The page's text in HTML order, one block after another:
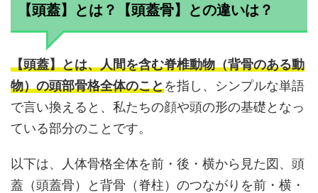
【頭蓋】とは？【頭蓋骨】との違いは？
【頭蓋】とは、人間を含む脊椎動物（背骨のある動
物）の頭部骨格全体のことを指し、シンプルな単語
で言い換えると、私たちの顔や頭の形の基礎となっ
ている部分のことです。
以下は、人体骨格全体を前・後・横から見た図、頭
蓋（頭蓋骨）と背骨（脊柱）のつながりを前・横・